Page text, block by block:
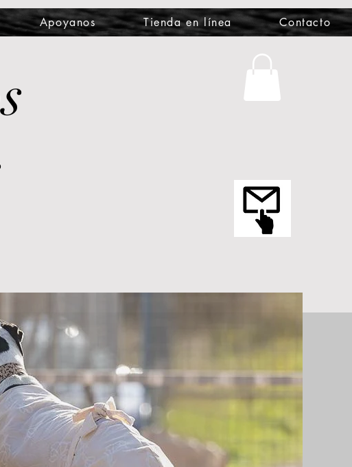
Apoyanos Tienda en línea Contacto